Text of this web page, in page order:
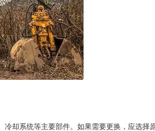
却系统等主要部件。如果需要更换，应选择